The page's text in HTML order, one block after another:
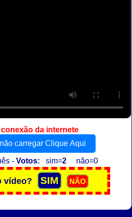
conexão da internete
carregar Clique Aqui
-Votos: sim=2 não=0